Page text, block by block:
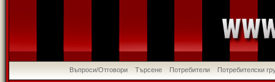
Въпроси/Отговори Търсене Потребители Потребителски